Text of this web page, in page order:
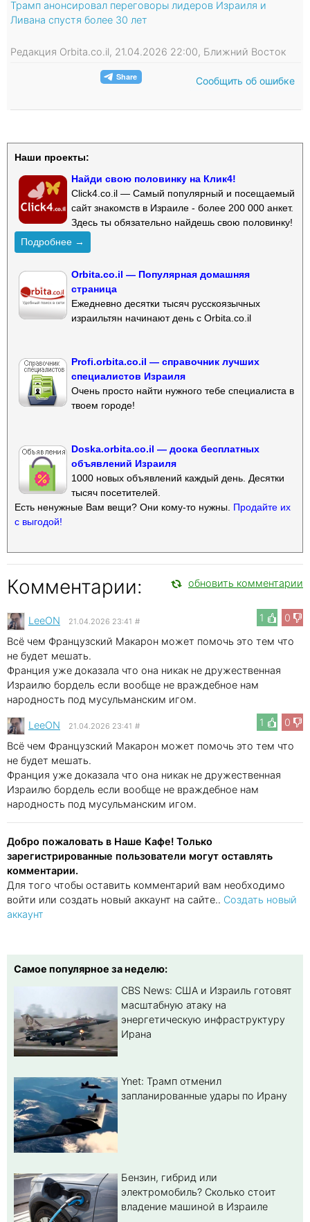
Трамп анонсировал переговоры лидеров Израиля и
Ливана спустя более 30 лет
Редакция Orbita.co.il, 21.04.2026 22:00, Ближний Восток
Сообщить об ошибке
Наши проекты:
Найди свою половинку на Клик4!
Click4.co.il — Самый популярный и посещаемый
сайт знакомств в Израиле - более 200 000 анкет.
Здесь ты обязательно найдешь свою половинку!
Подробнее →
Orbita.co.il — Популярная домашняя
страница
Ежедневно десятки тысяч русскоязычных
израильтян начинают день с Orbita.co.il
Profi.orbita.co.il — справочник лучших
специалистов Израиля
Очень просто найти нужного тебе специалиста в
твоем городе!
Doska.orbita.co.il — доска бесплатных
объявлений Израиля
1000 новых объявлений каждый день. Десятки
тысяч посетителей.
Есть ненужные Вам вещи? Они кому-то нужны. Продайте их
с выгодой!
Комментарии: обновить комментарии
1 0
LeeON 21.04.2026 23:41 #
Всё чем Французский Макарон может помочь это тем что
не будет мешать.
Франция уже доказала что она никак не дружественная
Израилю бордель если вообще не враждебное нам
народность под мусульманским игом.
1
0
LeeON 21.04.2026 23:41 #
Всё чем Французский Макарон может помочь это тем что
не будет мешать.
Франция уже доказала что она никак не дружественная
Израилю бордель если вообще не враждебное нам
народность под мусульманским игом.
Добро пожаловать в Наше Кафе! Только
зарегистрированные пользователи могут оставлять
комментарии.
Для того чтобы оставить комментарий вам необходимо
войти или создать новый аккаунт на сайте.. Создать новый
аккаунт
Самое популярное за неделю:
CBS News: США и Израиль готовят
масштабную атаку на
энергетическую инфраструктуру
Ирана
Ynet: Трамп отменил
запланированные удары по Ирану
Бензин, гибрид или
электромобиль? Cколько стоит
владение машиной в Израиле